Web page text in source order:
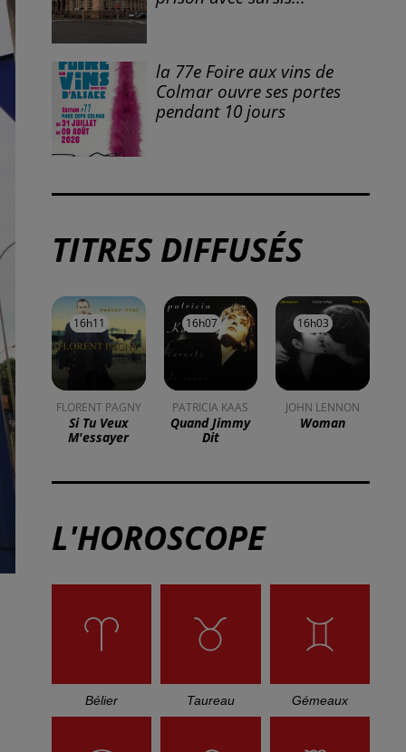
À LA UNE
DKL en direct du Casino
Barrière Blotzheim !
condamné à trois mois de
prison avec sursis...
la 77e Foire aux vins de
Colmar ouvre ses portes
pendant 10 jours